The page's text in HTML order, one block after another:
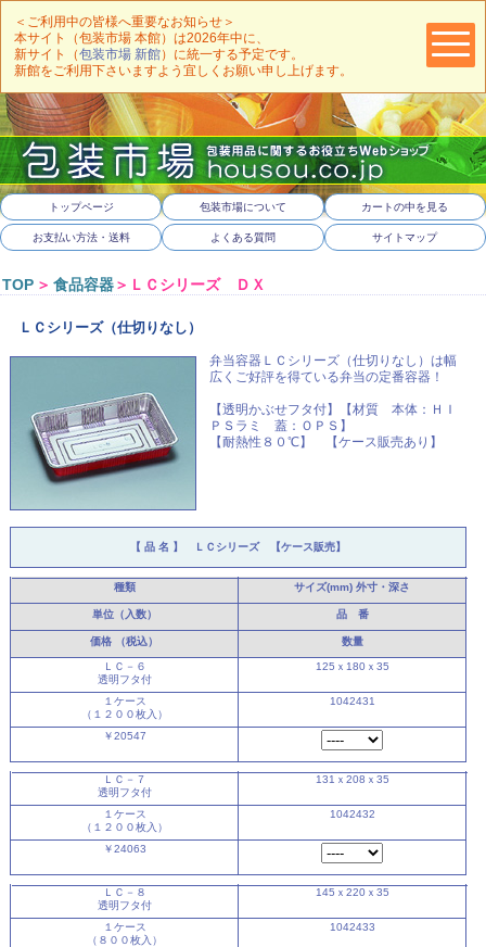
＜ご利用中の皆様へ重要なお知らせ＞
本サイト（包装市場 本館）は2026年中に、
新サイト（包装市場 新館）に統一する予定です。
新館をご利用下さいますよう宜しくお願い申し上げます。
トップページ 包装市場について カートの中を見る
お支払い方法・送料 よくある質問 サイトマップ
TOP ＞ 食品容器＞ＬＣシリーズ ＤＸ
ＬＣシリーズ（仕切りなし）
弁当容器ＬＣシリーズ（仕切りなし）は幅
広くご好評を得ている弁当の定番容器！
【透明かぶせフタ付】【材質 本体：ＨＩ
ＰＳラミ 蓋：ＯＰＳ】
【耐熱性８０℃】 【ケース販売あり】
【 品 名 】 ＬＣシリーズ 【ケース販売】
種類 サイズ(mm) 外寸・深さ
単位（入数） 品 番
価格 （税込） 数量
ＬＣ－６
透明フタ付
125ｘ180ｘ35
１ケース
（１２００枚入）
1042431
￥20547
ＬＣ－７
透明フタ付
131ｘ208ｘ35
１ケース
（１２００枚入）
1042432
￥24063
ＬＣ－８
透明フタ付
145ｘ220ｘ35
１ケース
（８００枚入）
1042433